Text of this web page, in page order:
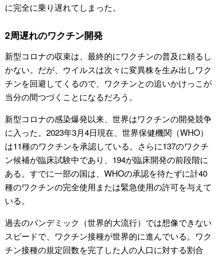
に完全に乗り遅れてしまった。
2周遅れのワクチン開発
新型コロナの収束は、最終的にワクチンの普及に頼るし
かない。だが、ウイルスは次々に変異株を生み出しワク
チンを回避してくるので、ワクチンとの追いかけっこが
当分の間つづくことになるだろう。
新型コロナの感染爆発以来、世界はワクチンの開発競争
に入った。2023年3月4日現在、世界保健機関（WHO）
は11種のワクチンを承認している。さらに137のワクチ
ン候補が臨床試験中であり、194が臨床開発の前段階に
ある。すでに一部の国は、WHOの承認を待たずに計40
種のワクチンの完全使用または緊急使用の許可を与えて
いる。
過去のパンデミック（世界的大流行）では想像できない
スピードで、ワクチン接種が世界的に進んでいる。ワク
チン接種の規定回数を完了した人の人口に対する割合